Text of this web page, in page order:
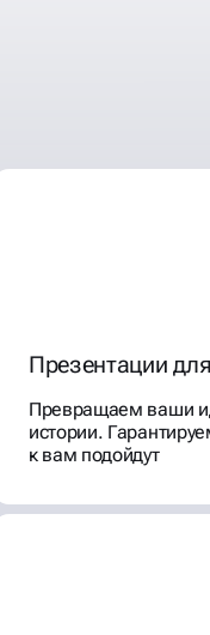
Презентации
Превращаем ваши
истории.
к вам подойдут